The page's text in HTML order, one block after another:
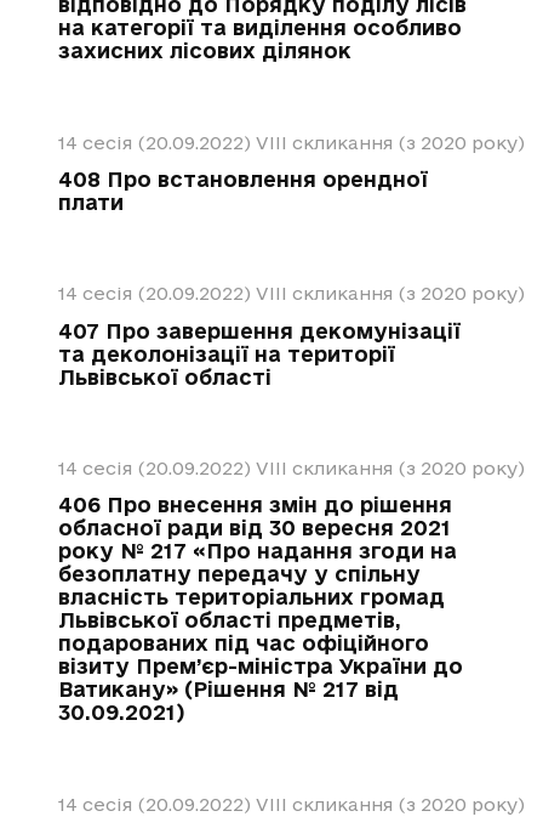
на категорії та виділення особливо
захисних лісових ділянок
14 сесія (20.09.2022) VIII скликання (з 2020 року)
408 Про встановлення орендної
плати
14 сесія (20.09.2022) VIII скликання (з 2020 року)
407 Про завершення декомунізації
та деколонізації на території
Львівської області
14 сесія (20.09.2022) VIII скликання (з 2020 року)
406 Про внесення змін до рішення
обласної ради від 30 вересня 2021
року № 217 «Про надання згоди на
безоплатну передачу у спільну
власність територіальних громад
Львівської області предметів,
подарованих під час офіційного
візиту Прем’єр-міністра України до
Ватикану» (Рішення № 217 від
30.09.2021)
14 сесія (20.09.2022) VIII скликання (з 2020 року)